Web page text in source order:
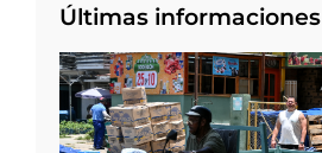
Últimas informaciones